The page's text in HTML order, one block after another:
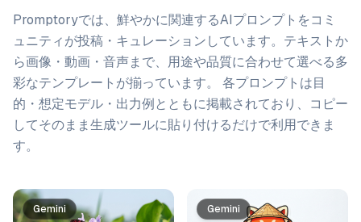
Promptoryでは、 鮮やかに関連するAIプロンプトをコミ
ュニティが投稿・キュレーションしています。 テキストか
ら画像・動画・音声まで、用途や品質に合わせて選べる多
彩なテンプレートが揃っています。 各プロンプトは目
的・想定モデル・出力例とともに掲載されており、コピー
してそのまま生成ツールに貼り付けるだけで利用できま
す。
プロンプト一覧
Gemini Gemini